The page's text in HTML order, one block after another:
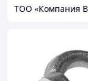
ТОО «Компания